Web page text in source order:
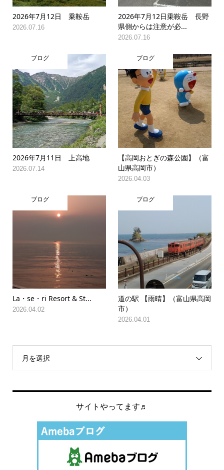
2026年7月12日 乗鞍岳
2026.07.16
2026年7月12日乗鞍岳 長野
県側からは注意が必...
2026.07.16
ブログ
2026年7月11日 上高地
2026.07.14
ブログ
【高岡おとぎの森公園】（富
山県高岡市）
2026.04.03
ブログ
La・se・ri Resort & St...
2026.04.02
ブログ
道の駅 【雨晴】（富山県高岡
市）
2026.04.01
月を選択
サイトやってます♬